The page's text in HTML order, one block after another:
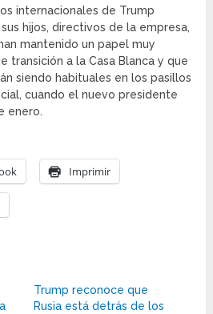
internacionales de Trump
hijos, directivos de la empresa,
mantenido un papel muy
transición a la Casa Blanca y que
siendo habituales en los pasillos
cuando el nuevo presidente
enero.
Imprimir
Trump reconoce que
Rusia está detrás de los